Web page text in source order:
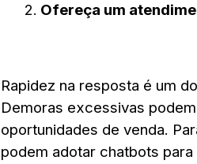
Ofereça um
Rapidez na resposta é um
Demoras excessivas
oportunidades de venda.
podem adotar chatbots